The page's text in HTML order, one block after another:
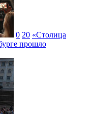
0 20 «Столица
прошло